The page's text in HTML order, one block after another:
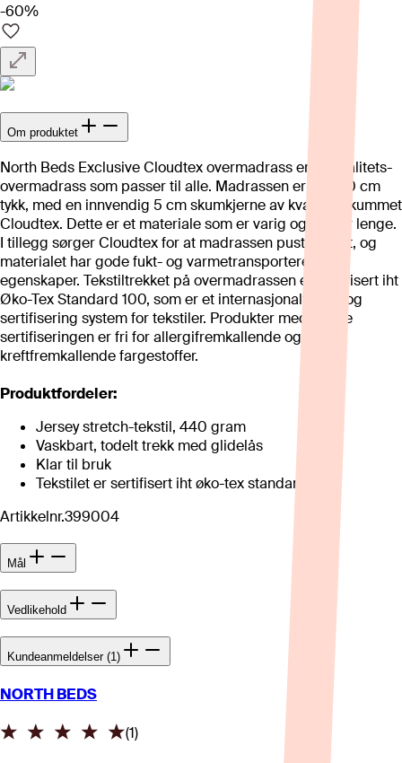
-60%
Om produktet
North Beds Exclusive Cloudtex overmadrass er en kvalitets-
overmadrass som passer til alle. Madrassen er hele 10 cm
tykk, med en innvendig 5 cm skumkjerne av kvalitetsskummet
Cloudtex. Dette er et materiale som er varig og holder lenge.
I tillegg sørger Cloudtex for at madrassen puster godt, og
materialet har gode fukt- og varmetransporterende
egenskaper. Tekstiltrekket på overmadrassen er sertifisert iht
Øko-Tex Standard 100, som er et internasjonalt test– og
sertifisering system for tekstiler. Produkter med denne
sertifiseringen er fri for allergifremkallende og
kreftfremkallende fargestoffer.
Produktfordeler:
Jersey stretch-tekstil, 440 gram
Vaskbart, todelt trekk med glidelås
Klar til bruk
Tekstilet er sertifisert iht øko-tex standard 100
Artikkelnr.399004
Mål
Vedlikehold
Kundeanmeldelser (1)
NORTH BEDS
(1)